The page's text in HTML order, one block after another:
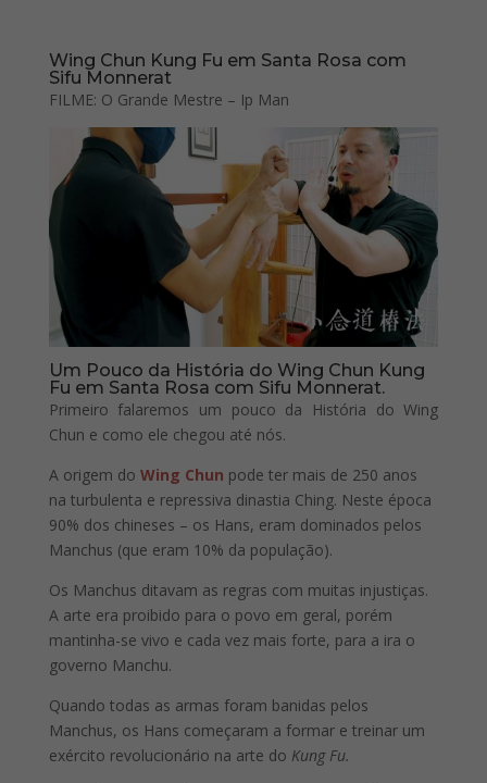
Wing Chun Kung Fu em Santa Rosa com
Sifu Monnerat
FILME: O Grande Mestre – Ip Man
Um Pouco da História do Wing Chun Kung
Fu em Santa Rosa com Sifu Monnerat.
Primeiro falaremos um pouco da História do Wing
Chun e como ele chegou até nós.
A origem do Wing Chun pode ter mais de 250 anos
na turbulenta e repressiva dinastia Ching. Neste época
90% dos chineses – os Hans, eram dominados pelos
Manchus (que eram 10% da população).
Os Manchus ditavam as regras com muitas injustiças.
A arte era proibido para o povo em geral, porém
mantinha-se vivo e cada vez mais forte, para a ira o
governo Manchu.
Quando todas as armas foram banidas pelos
Manchus, os Hans começaram a formar e treinar um
exército revolucionário na arte do Kung Fu.